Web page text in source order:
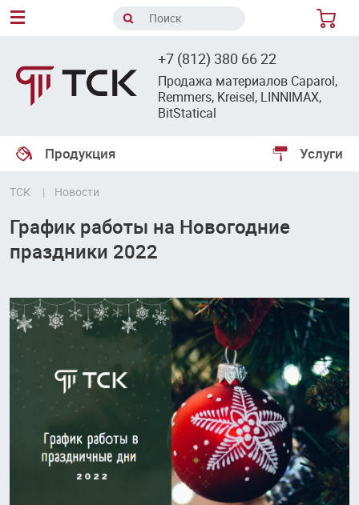
+7 (812) 380 66 22
Продажа материалов Caparol,
Remmers, Kreisel, LINNIMAX,
BitStatical
Продукция Услуги
ТСК Новости
График работы на Новогодние
праздники 2022